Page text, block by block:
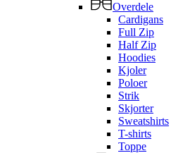
Overdele
Cardigans
Full Zip
Half Zip
Hoodies
Kjoler
Poloer
Strik
Skjorter
Sweatshirts
T-shirts
Toppe